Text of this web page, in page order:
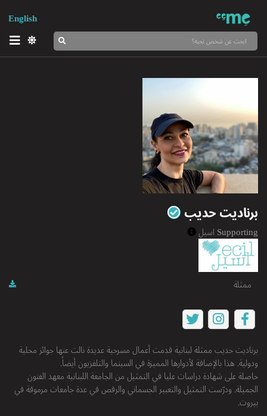
English
برناديت حديب
Supportingاسيل
ممثلة
برناديت حديب ممثلة لبنانية قدمت أعمال مسرحية عديدة نالت عنها جوائز محلية
ودولية. هذا بالإضافة لأدوارها المميزة في السينما والتلفزيون أيضاً.
حاصلة على شهادة دراسات عليا في التمثيل من الجامعة اللبنانية معهد الفنون
الجميلة. ودرّست التمثيل والتعبير الجسماني والرقص في عدة جامعات مرموقة في
بيروت.